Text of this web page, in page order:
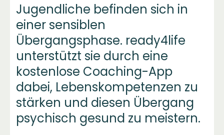
Jugendliche befinden sich in
einer sensiblen
Übergangsphase. ready4life
unterstützt sie durch eine
kostenlose Coaching-App
dabei, Lebenskompetenzen zu
stärken und diesen Übergang
psychisch gesund zu meistern.